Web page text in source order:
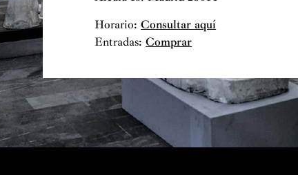
Horario:Consultar aquí
Entradas:Comprar